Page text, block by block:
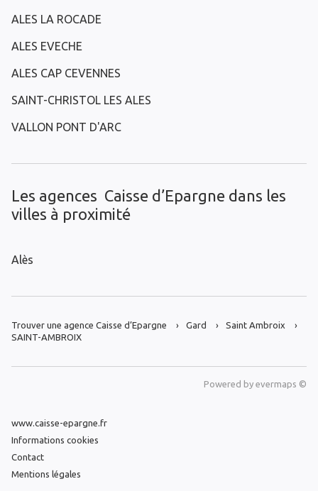
ALES LA ROCADE
ALES EVECHE
ALES CAP CEVENNES
SAINT-CHRISTOL LES ALES
VALLON PONT D'ARC
Les agences Caisse d’Epargne dans les
villes à proximité
Alès
Trouver une agence Caisse d’Epargne Gard
Saint Ambroix
SAINT-AMBROIX
Powered by evermaps ©
www.caisse-epargne.fr
Informations cookies
Contact
Mentions légales